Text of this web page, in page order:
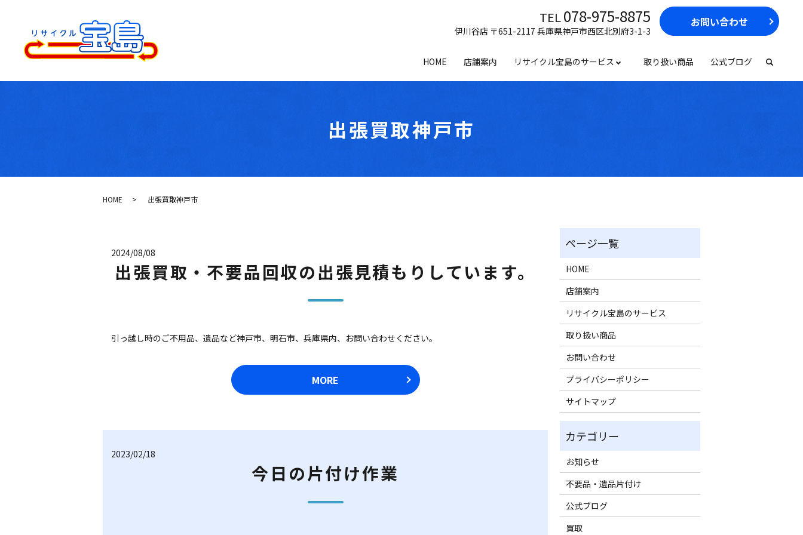
HOME 店舗案内 リサイクル宝島のサービス 取り扱い商品 公式ブログ
TEL078-975-8875
伊川谷店 〒651-2117 兵庫県神戸市西区北別府3-1-3
お問い合わせ
出張買取神戸市
HOME 出張買取神戸市
2024/08/08
出張買取・不要品回収の出張見積もりしています。
引っ越し時のご不用品、遺品など神戸市、明石市、兵庫県内、お問い合わせください。
MORE
2023/02/18
今日の片付け作業
HOME
店舗案内
リサイクル宝島のサービス
取り扱い商品
お問い合わせ
プライバシーポリシー
サイトマップ
お知らせ
不要品・遺品片付け
公式ブログ
買取